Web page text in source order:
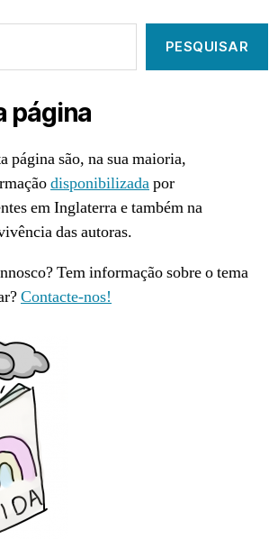
PESQUISAR
página
página são, na sua maioria,
disponibilizadapor
em Inglaterra e também na
das autoras.
Tem informação sobre o tema
Contacte-nos!